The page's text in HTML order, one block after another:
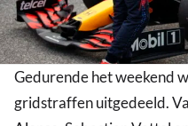
Gedurende het weekend
gridstraffen uitgedeeld.